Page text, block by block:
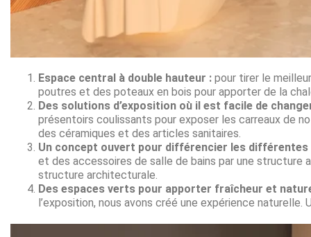
Espace central à double hauteur : pour tirer le
poutres et des poteaux en bois pour apporter de la
Des solutions d’exposition où il est facile de
présentoirs coulissants pour exposer les carreaux de
des céramiques et des articles sanitaires.
Un concept ouvert pour différencier les différentes
et des accessoires de salle de bains par une
structure architecturale.
Des espaces verts pour apporter fraîcheur et
l’exposition, nous avons créé une expérience